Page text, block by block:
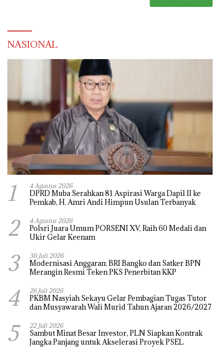
NASIONAL
1 4 Agustus 2026
DPRD Muba Serahkan 81 Aspirasi Warga Dapil II ke
Pemkab, H. Amri Andi Himpun Usulan Terbanyak
2 4 Agustus 2026
Polsri Juara Umum PORSENI XV, Raih 60 Medali dan
Ukir Gelar Keenam
3 30 Juli 2026
Modernisasi Anggaran: BRI Bangko dan Satker BPN
Merangin Resmi Teken PKS Penerbitan KKP
4 26 Juli 2026
PKBM Nasyiah Sekayu Gelar Pembagian Tugas Tutor
dan Musyawarah Wali Murid Tahun Ajaran 2026/2027
5 22 Juli 2026
Sambut Minat Besar Investor, PLN Siapkan Kontrak
Jangka Panjang untuk Akselerasi Proyek PSEL